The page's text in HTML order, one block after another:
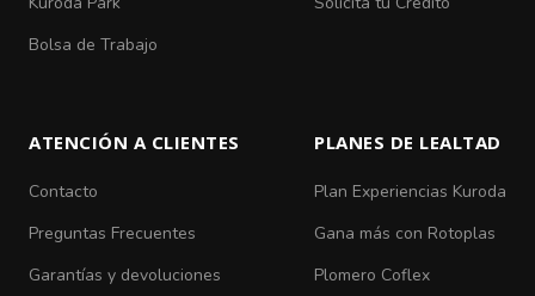
Bolsa de Trabajo
ATENCIÓN A CLIENTES
Contacto
Preguntas Frecuentes
Garantías y devoluciones
PLANES DE LEALTAD
Plan Experiencias Kuroda
Gana más con Rotoplas
Plomero Coflex